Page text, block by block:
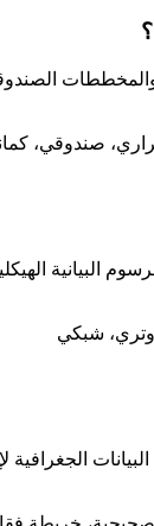
صندوقي،
البيانية
شبكي
الجغرافية